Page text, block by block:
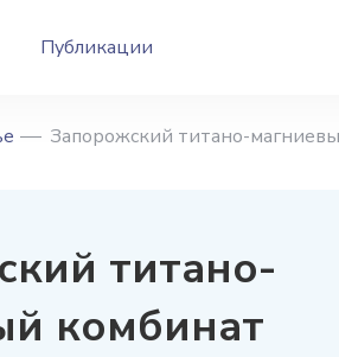
Публикации
Запорожский титано-
титано-
комбинат